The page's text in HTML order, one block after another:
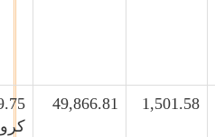
1,501.58
49,866.81